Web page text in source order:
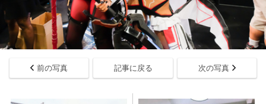
前の写真 記事に戻る 次の写真